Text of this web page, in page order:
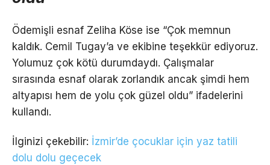
Ödemişli esnaf Zeliha Köse ise “Çok memnun
kaldık. Cemil Tugay’a ve ekibine teşekkür ediyoruz.
Yolumuz çok kötü durumdaydı. Çalışmalar
sırasında esnaf olarak zorlandık ancak şimdi hem
altyapısı hem de yolu çok güzel oldu” ifadelerini
kullandı.
İlginizi çekebilir: İzmir’de çocuklar için yaz tatili
dolu dolu geçecek